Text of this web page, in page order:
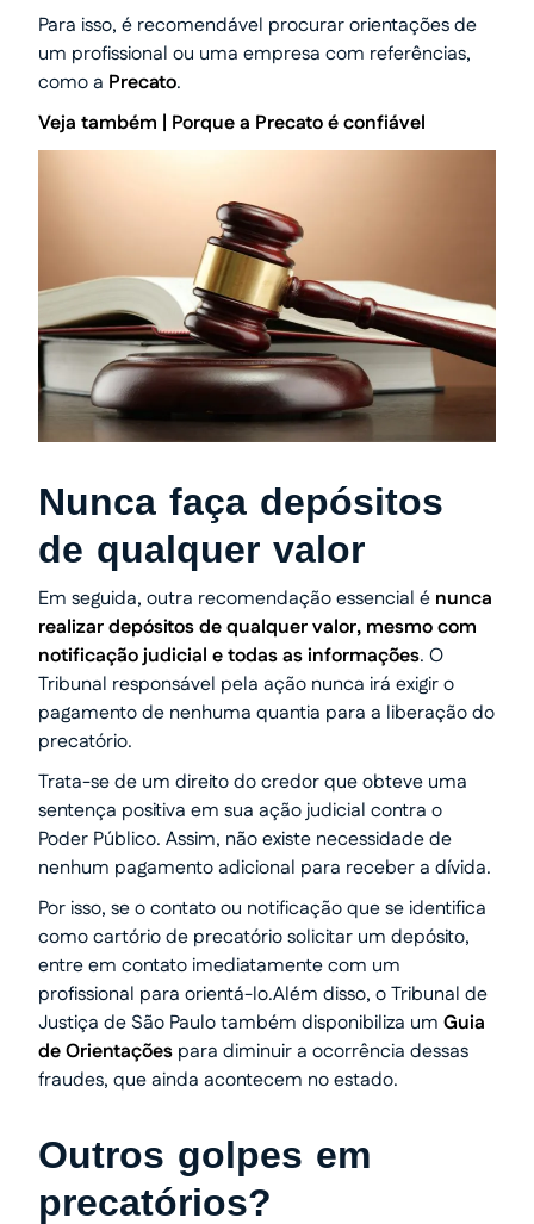
Para isso, é recomendável procurar orientações de
um profissional ou uma empresa com referências,
como a Precato.
Veja também | Porque a Precato é confiável
Nunca faça depósitos
de qualquer valor
Em seguida, outra recomendação essencial é nunca
realizar depósitos de qualquer valor, mesmo com
notificação judicial e todas as informações. O
Tribunal responsável pela ação nunca irá exigir o
pagamento de nenhuma quantia para a liberação do
precatório.
Trata-se de um direito do credor que obteve uma
sentença positiva em sua ação judicial contra o
Poder Público. Assim, não existe necessidade de
nenhum pagamento adicional para receber a dívida.
Por isso, se o contato ou notificação que se identifica
como cartório de precatório solicitar um depósito,
entre em contato imediatamente com um
profissional para orientá-lo.Além disso, o Tribunal de
Justiça de São Paulo também disponibiliza um Guia
de Orientações para diminuir a ocorrência dessas
fraudes, que ainda acontecem no estado.
Outros golpes em
precatórios?